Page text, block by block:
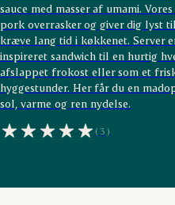
sauce med masser af umami.
pork overrasker og giver dig lyst
kræve lang tid i køkkenet. Server
inspireret sandwich til en hurtig
afslappet frokost eller som et
hyggestunder. Her får du en
sol, varme og ren nydelse.
(3)